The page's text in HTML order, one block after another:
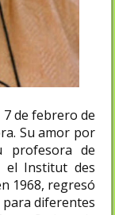
de febrero de
Su amor por
profesora de
el Institut des
1968, regresó
diferentes